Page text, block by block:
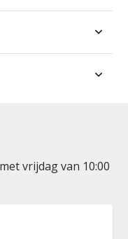
vrijdag van 10:00